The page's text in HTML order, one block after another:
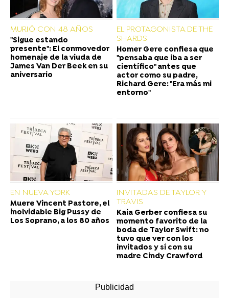
MURIÓ CON 48 AÑOS
"Sigue estando
presente": El conmovedor
homenaje de la viuda de
James Van Der Beek en su
aniversario
EL PROTAGONISTA DE THE
SHARDS
Homer Gere confiesa que
"pensaba que iba a ser
científico" antes que
actor como su padre,
Richard Gere: "Era más mi
entorno"
EN NUEVA YORK
Muere Vincent Pastore, el
inolvidable Big Pussy de
Los Soprano, a los 80 años
INVITADAS DE TAYLOR Y
TRAVIS
Kaia Gerber confiesa su
momento favorito de la
boda de Taylor Swift: no
tuvo que ver con los
invitados y sí con su
madre Cindy Crawford